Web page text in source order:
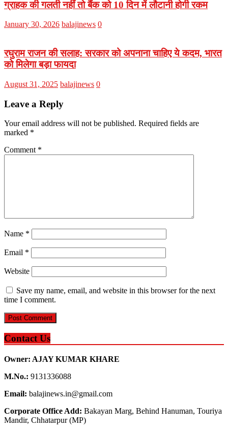
ग्राहक की गलती नहीं तो बैंक को 10 दिन में लौटानी होगी रकम
January 30, 2026 balajinews 0
रघुराम राजन की सलाह: सरकार को अपनाना चाहिए ये कदम, भारत
को मिलेगा बड़ा फायदा
August 31, 2025 balajinews 0
Leave a Reply
Your email address will not be published. Required fields are
marked *
Comment *
Name *
Email *
Website
Save my name, email, and website in this browser for the next
time I comment.
Contact Us
Owner: AJAY KUMAR KHARE
M.No.: 9131336088
Email: balajinews.in@gmail.com
Corporate Office Add: Bakayan Marg, Behind Hanuman, Touriya
Mandir, Chhatarpur (MP)